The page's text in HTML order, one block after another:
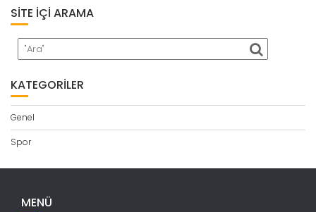
SITE İÇI ARAMA
KATEGORILER
Genel
Spor
MENÜ